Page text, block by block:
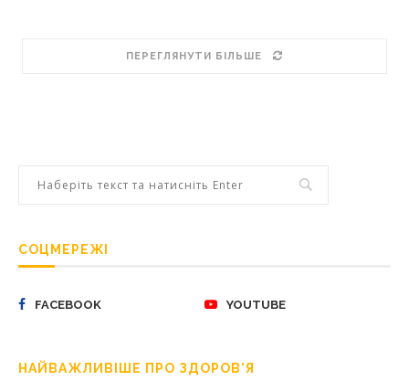
ПЕРЕГЛЯНУТИ БІЛЬШЕ
СОЦМЕРЕЖІ
FACEBOOK YOUTUBE
НАЙВАЖЛИВІШЕ ПРО ЗДОРОВ’Я